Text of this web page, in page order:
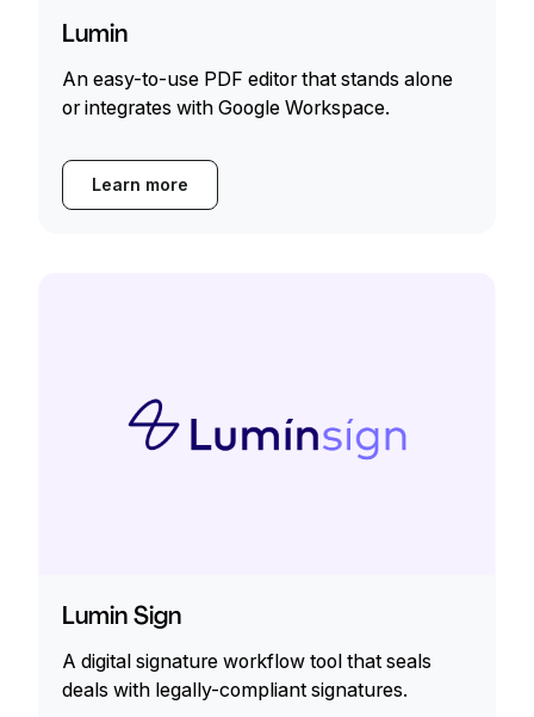
Lumin
An easy-to-use PDF editor that stands alone
or integrates with Google Workspace.
Learn more
Lumin Sign
A digital signature workflow tool that seals
deals with legally-compliant signatures.